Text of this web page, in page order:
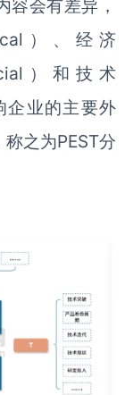
容会有差异，
）、经济
）和技术
企业的主要外
之为PEST分